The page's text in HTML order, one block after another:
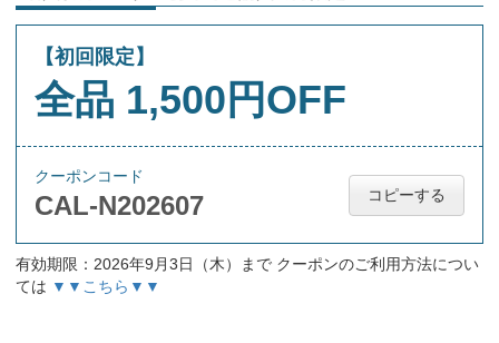
【初回限定】
全品 1,500円OFF
クーポンコード
CAL-N202607 コピーする
有効期限：2026年9月3日（木）まで クーポンのご利用方法につい
ては ▼▼こちら▼▼